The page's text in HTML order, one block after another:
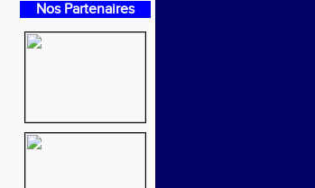
Nos Partenaires